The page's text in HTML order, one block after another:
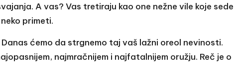
A vas? Vas tretiraju kao one nežne vile koje sede
primeti.
ćemo da strgnemo taj vaš lažni oreol nevinosti.
najmračnijem i najfatalnijem oružju. Reč je o